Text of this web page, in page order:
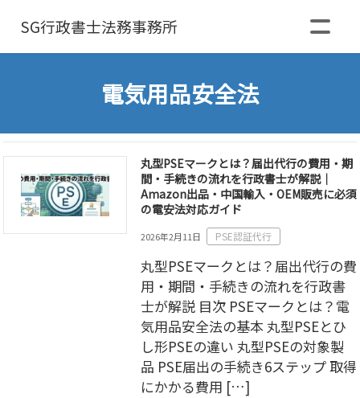
SG行政書士法務事務所
電気用品安全法
丸型PSEマークとは？届出代行の費用・期
間・手続きの流れを行政書士が解説｜
Amazon出品・中国輸入・OEM販売に必須
の電安法対応ガイド
2026年2月11日 PSE認証代行
丸型PSEマークとは？届出代行の費
用・期間・手続きの流れを行政書
士が解説 目次 PSEマークとは？電
気用品安全法の基本 丸型PSEとひ
し形PSEの違い 丸型PSEの対象製
品 PSE届出の手続き6ステップ 取得
にかかる費用 […]